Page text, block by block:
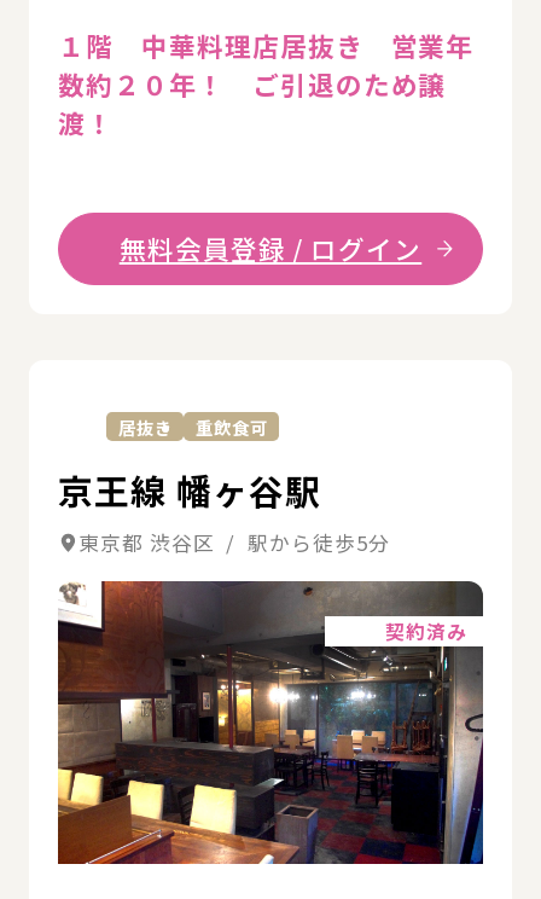
１階 中華料理店居抜き 営業年
数約２０年！ ご引退のため譲
渡！
無料会員登録 / ログイン
居抜き 重飲食可
京王線 幡ヶ谷駅
東京都 渋谷区 / 駅から徒歩5分
契約済み